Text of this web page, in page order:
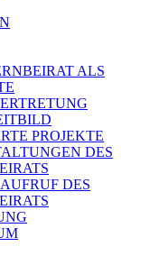
ALS
PROJEKTE
DES
DES